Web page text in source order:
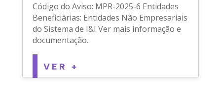
Código do Aviso: MPR-2025-6 Entidades
Beneficiárias: Entidades Não Empresariais
do Sistema de I&I Ver mais informação e
documentação.
VER +